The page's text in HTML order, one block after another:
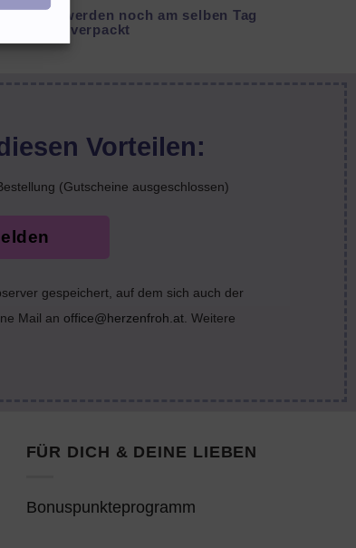
Artikel werden noch am selben Tag
verpackt
Vorteilen:
(Gutscheine ausgeschlossen)
gespeichert, auf dem sich auch der
Mail an office@herzenfroh.at . Weitere
FÜR DICH & DEINE LIEBEN
Bonuspunkteprogramm